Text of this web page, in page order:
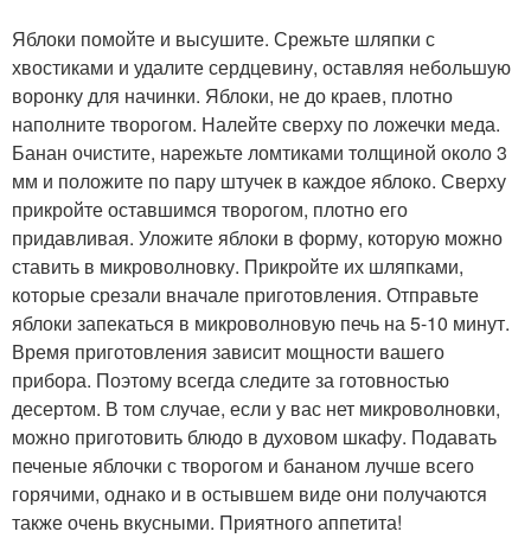
Яблоки помойте и высушите. Срежьте шляпки с
хвостиками и удалите сердцевину, оставляя небольшую
воронку для начинки. Яблоки, не до краев, плотно
наполните творогом. Налейте сверху по ложечки меда.
Банан очистите, нарежьте ломтиками толщиной около 3
мм и положите по пару штучек в каждое яблоко. Сверху
прикройте оставшимся творогом, плотно его
придавливая. Уложите яблоки в форму, которую можно
ставить в микроволновку. Прикройте их шляпками,
которые срезали вначале приготовления. Отправьте
яблоки запекаться в микроволновую печь на 5-10 минут.
Время приготовления зависит мощности вашего
прибора. Поэтому всегда следите за готовностью
десертом. В том случае, если у вас нет микроволновки,
можно приготовить блюдо в духовом шкафу. Подавать
печеные яблочки с творогом и бананом лучше всего
горячими, однако и в остывшем виде они получаются
также очень вкусными. Приятного аппетита!